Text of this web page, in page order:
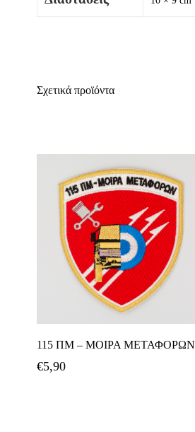
Σχετικά προϊόντα
115 ΠΜ – ΜΟΙΡΑ ΜΕΤΑΦΟΡΩΝ
€5,90